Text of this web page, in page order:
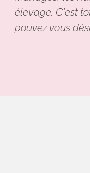
élevage. C'est
pouvez vous